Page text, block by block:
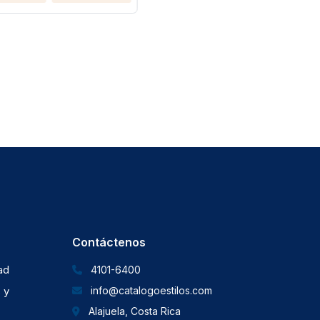
y
Contáctenos
4101-6400
info@catalogoestilos.com
Alajuela, Costa Rica